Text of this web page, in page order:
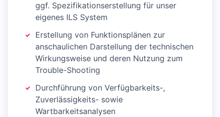
ggf. Spezifikationserstellung für unser
eigenes ILS System
Erstellung von Funktionsplänen zur
anschaulichen Darstellung der technischen
Wirkungsweise und deren Nutzung zum
Trouble-Shooting
Durchführung von Verfügbarkeits-,
Zuverlässigkeits- sowie
Wartbarkeitsanalysen